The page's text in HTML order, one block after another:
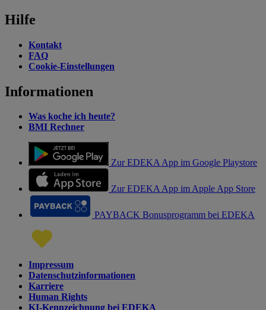
Hilfe
Kontakt
FAQ
Cookie-Einstellungen
Informationen
Was koche ich heute?
BMI Rechner
Zur EDEKA App im Google Playstore
Zur EDEKA App im Apple App Store
PAYBACK Bonusprogramm bei EDEKA
Impressum
Datenschutzinformationen
Karriere
Human Rights
KI-Kennzeichnung bei EDEKA